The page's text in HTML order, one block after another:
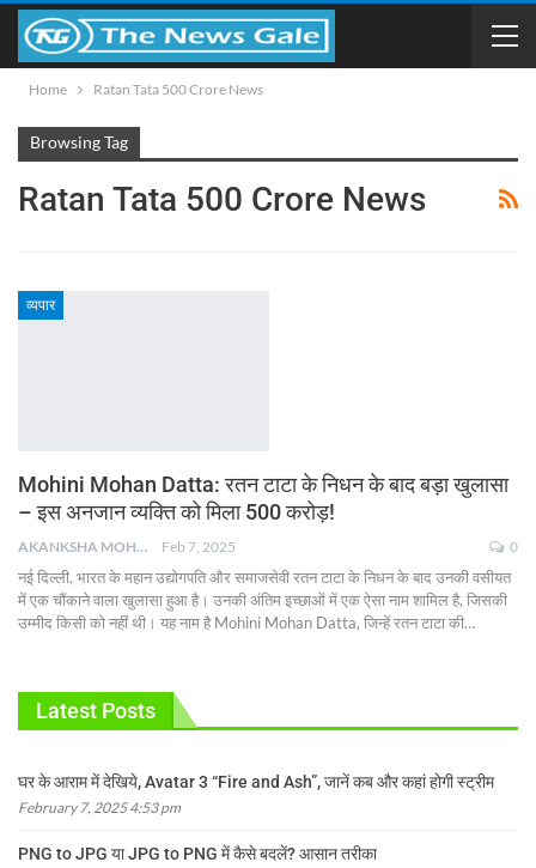
Home Ratan Tata 500 Crore News
Browsing Tag
Ratan Tata 500 Crore News
व्यपार
Mohini Mohan Datta: रतन टाटा के निधन के बाद बड़ा खुलासा
– इस अनजान व्यक्ति को मिला 500 करोड़!
AKANKSHA MOHAN Feb 7, 2025 0
नई दिल्ली, भारत के महान उद्योगपति और समाजसेवी रतन टाटा के निधन के बाद उनकी वसीयत
में एक चौंकाने वाला खुलासा हुआ है। उनकी अंतिम इच्छाओं में एक ऐसा नाम शामिल है, जिसकी
उम्मीद किसी को नहीं थी। यह नाम है Mohini Mohan Datta, जिन्हें रतन टाटा की…
Latest Posts
घर के आराम में देखिये, Avatar 3 “Fire and Ash”, जानें कब और कहां होगी स्ट्रीम
February 7, 2025 4:53 pm
PNG to JPG या JPG to PNG में कैसे बदलें? आसान तरीका